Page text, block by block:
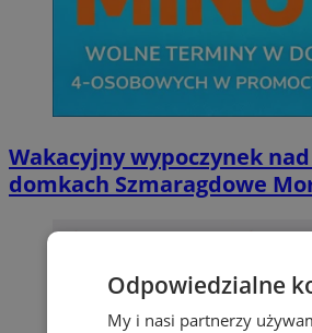
Wakacyjny wypoczynek
domkach Szmaragdowe
Odpowiedzialne
My i nasi partnerzy